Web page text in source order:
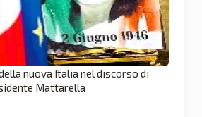
nuova Italia nel discorso di
Mattarella